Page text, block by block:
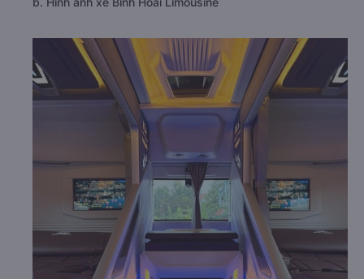
lượng nhất. Đó là lý do tại sao Bình Hoài Limousine luôn là
chuyển trên tuyến đường này.
b. Hình ảnh xe Bình Hoài Limousine